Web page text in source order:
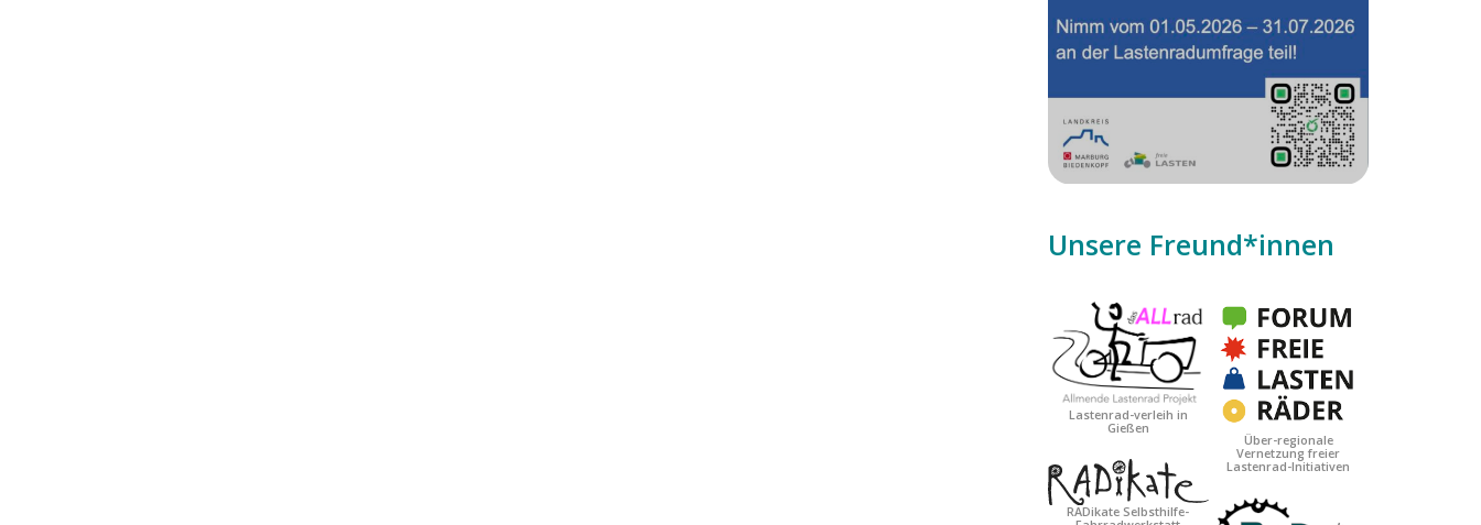
Date
Unsere Freund*innen
Lastenrad-verleih in
Gießen
RADikate Selbsthilfe-
Über-regionale
Vernetzung freier
Lastenrad-Initiativen